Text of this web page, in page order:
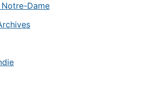
Dame